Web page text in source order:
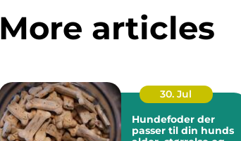
More articles
30. Jul
Hundefoder der
passer til din hunds